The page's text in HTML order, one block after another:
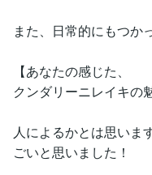
また、日常的にもつか
【あなたの感じた、
クンダリーニレイキの
人によるかとは思いま
ごいと思いました！